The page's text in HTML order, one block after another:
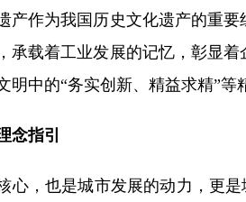
作为我国历史文化遗产的重要
承载着工业发展的记忆，彰显
明中的“务实创新、精益求精”
指引
，也是城市发展的动力，更是